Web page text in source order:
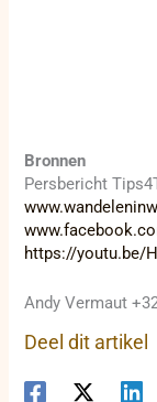
Bronnen
Persbericht
https://youtu.be/
Andy Vermaut
Deel dit artikel